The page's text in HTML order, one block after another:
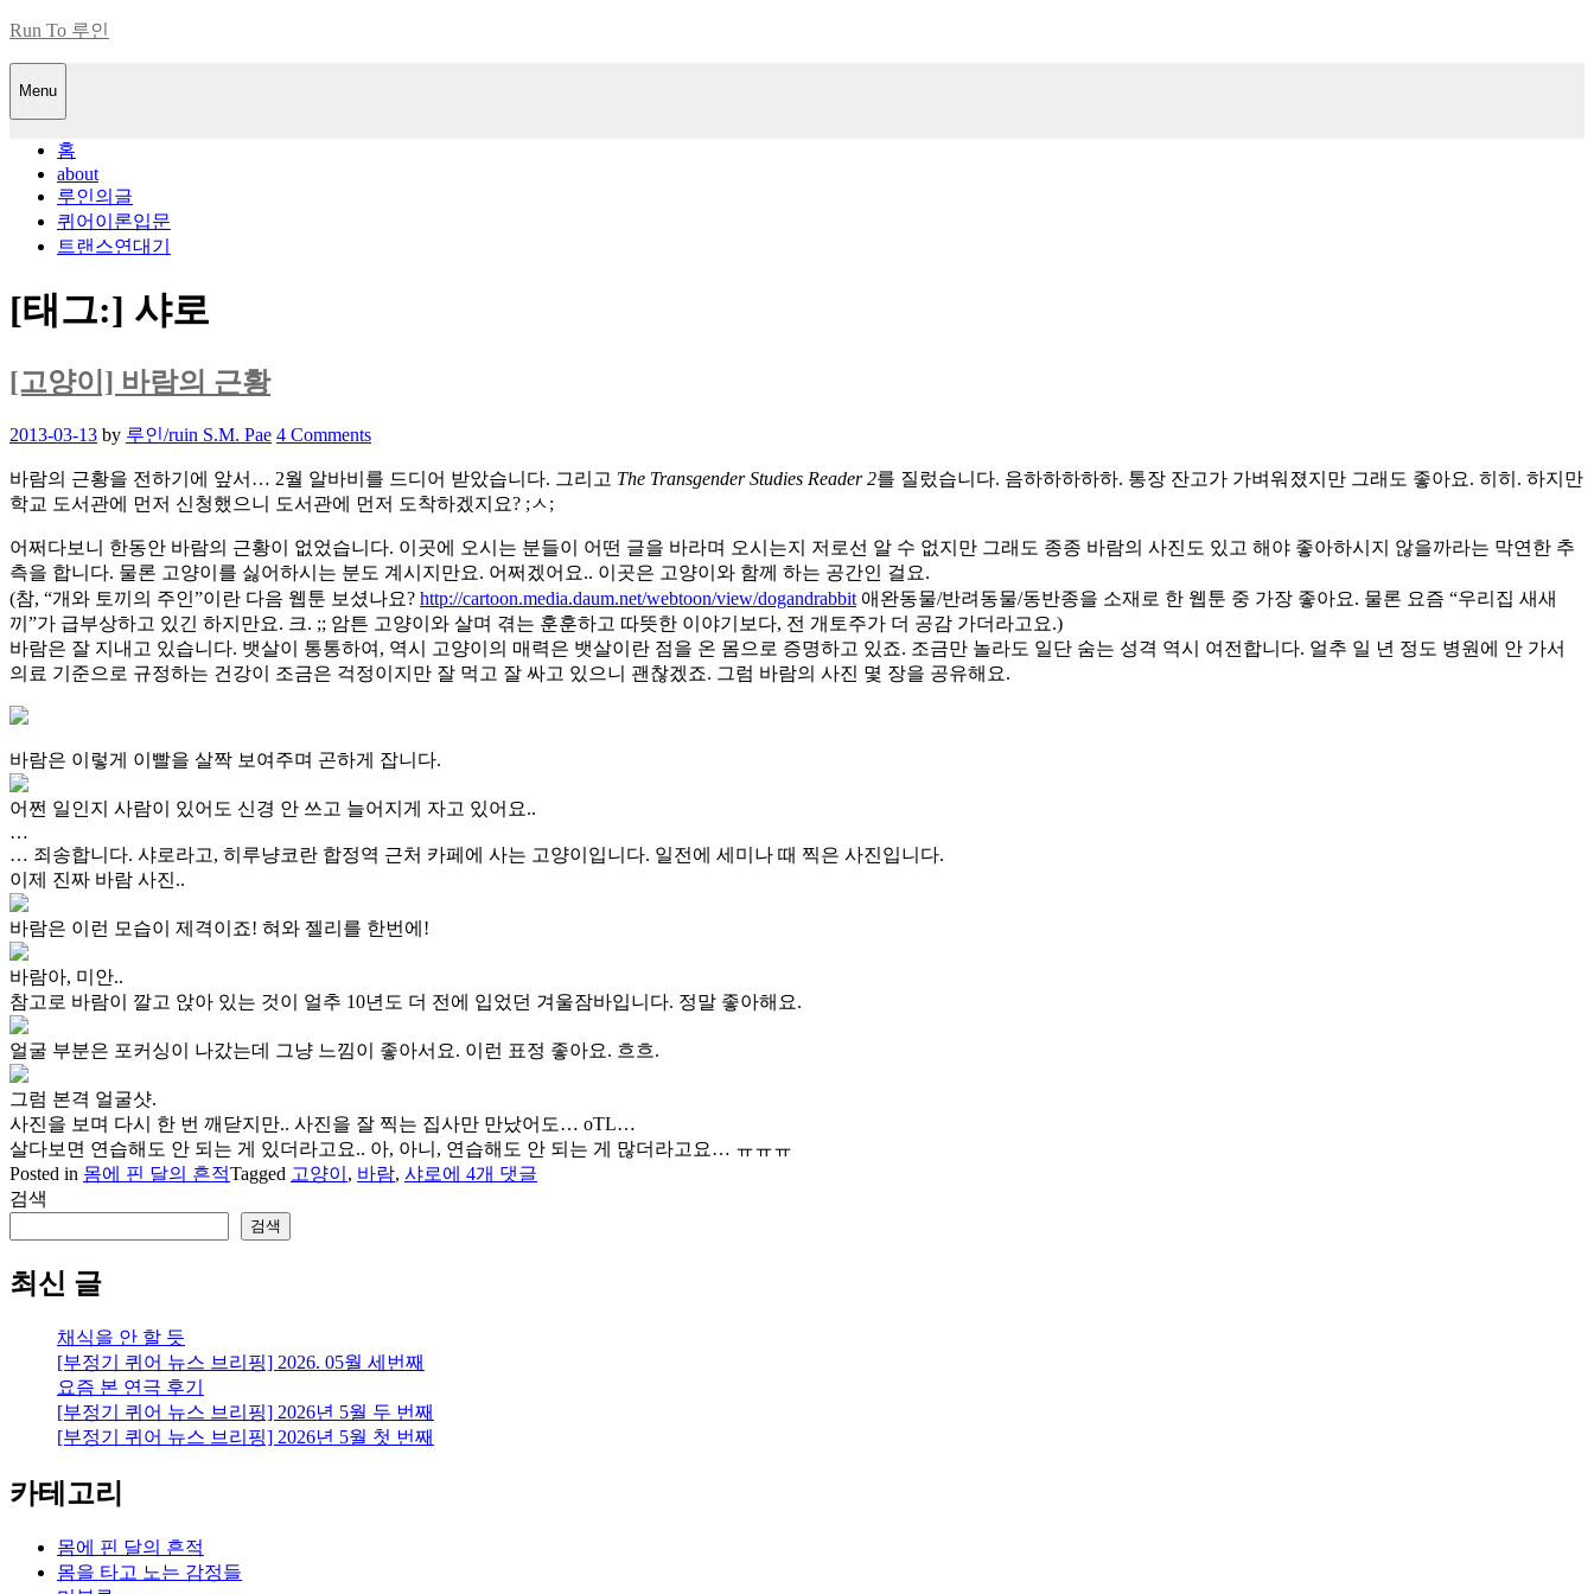
Skip
content
Run To 루인
Menu
홈
about
루인의글
퀴어이론입문
트랜스연대기
[태그:] 샤로
[고양이] 바람의 근황
Posted
2013-03-13 by 루인/ruin S.M. Pae 4 Comments
바람의 근황을 전하기에 앞서… 2월 알바비를 드디어 받았습니다. 그리고 The Transgender Studies Reader 2를 질렀습니다. 음하하하하하. 통장 잔고가 가벼워졌지만 그래도 좋아요. 히히. 하지만
학교 도서관에 먼저 신청했으니 도서관에 먼저 도착하겠지요? ;ㅅ;
어쩌다보니 한동안 바람의 근황이 없었습니다. 이곳에 오시는 분들이 어떤 글을 바라며 오시는지 저로선 알 수 없지만 그래도 종종 바람의 사진도 있고 해야 좋아하시지 않을까라는 막연한 추
측을 합니다. 물론 고양이를 싫어하시는 분도 계시지만요. 어쩌겠어요.. 이곳은 고양이와 함께 하는 공간인 걸요.
(참, “개와 토끼의 주인”이란 다음 웹툰 보셨나요? http://cartoon.media.daum.net/webtoon/view/dogandrabbit애완동물/반려동물/동반종을 소재로 한 웹툰 중 가장 좋아요. 물론 요즘 “우리집 새새
끼”가 급부상하고 있긴 하지만요. 크. ;; 암튼 고양이와 살며 겪는 훈훈하고 따뜻한 이야기보다, 전 개토주가 더 공감 가더라고요.)
바람은 잘 지내고 있습니다. 뱃살이 통통하여, 역시 고양이의 매력은 뱃살이란 점을 온 몸으로 증명하고 있죠. 조금만 놀라도 일단 숨는 성격 역시 여전합니다. 얼추 일 년 정도 병원에 안 가서
의료 기준으로 규정하는 건강이 조금은 걱정이지만 잘 먹고 잘 싸고 있으니 괜찮겠죠. 그럼 바람의 사진 몇 장을 공유해요.
바람은 이렇게 이빨을 살짝 보여주며 곤하게 잡니다.
어쩐 일인지 사람이 있어도 신경 안 쓰고 늘어지게 자고 있어요..
…
… 죄송합니다. 샤로라고, 히루냥코란 합정역 근처 카페에 사는 고양이입니다. 일전에 세미나 때 찍은 사진입니다.
이제 진짜 바람 사진..
바람은 이런 모습이 제격이죠! 혀와 젤리를 한번에!
바람아, 미안..
참고로 바람이 깔고 앉아 있는 것이 얼추 10년도 더 전에 입었던 겨울잠바입니다. 정말 좋아해요.
얼굴 부분은 포커싱이 나갔는데 그냥 느낌이 좋아서요. 이런 표정 좋아요. 흐흐.
그럼 본격 얼굴샷.
사진을 보며 다시 한 번 깨닫지만.. 사진을 잘 찍는 집사만 만났어도… oTL…
살다보면 연습해도 안 되는 게 있더라고요.. 아, 아니, 연습해도 안 되는 게 많더라고요… ㅠㅠㅠ
Posted in 몸에 핀 달의 흔적Tagged 고양이 , 바람, 샤로[고
에 4개 댓글
검색
검색
최신 글
채식을 안 할 듯
[부정기 퀴어 뉴스 브리핑] 2026. 05월 세번째
요즘 본 연극 후기
[부정기 퀴어 뉴스 브리핑] 2026년 5월 두 번째
[부정기 퀴어 뉴스 브리핑] 2026년 5월 첫 번째
카테고리
몸에 핀 달의 흔적
몸을 타고 노는 감정들